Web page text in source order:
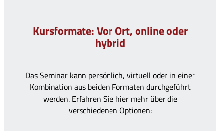
Kursformate: Vor Ort, online oder
hybrid
Das Seminar kann persönlich, virtuell oder in einer
Kombination aus beiden Formaten durchgeführt
werden. Erfahren Sie hier mehr über die
verschiedenen Optionen: